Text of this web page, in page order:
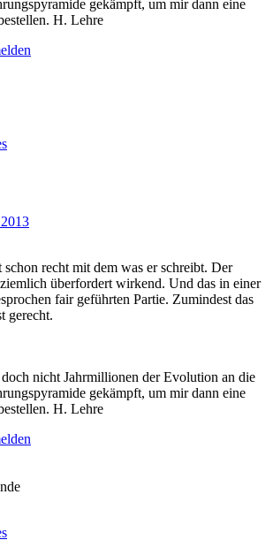
gekämpft, um mir dann eine
H. Lehre
recht mit dem was er schreibt. Der
überfordert wirkend. Und das in einer
fair geführten Partie. Zumindest das
gerecht.
nicht Jahrmillionen der Evolution an die
gekämpft, um mir dann eine
H. Lehre